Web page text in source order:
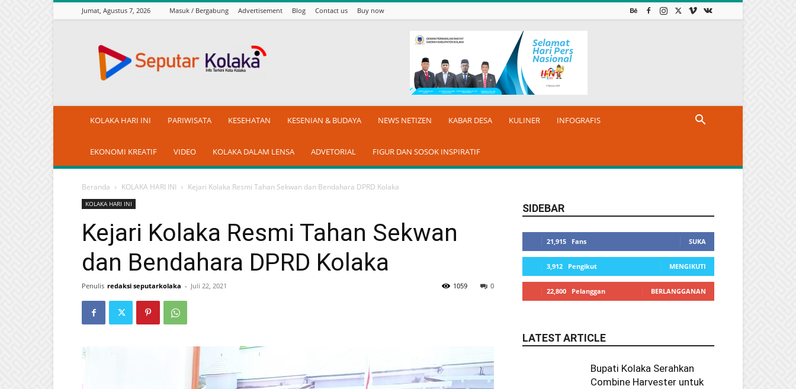
Jumat, Agustus 7, 2026 Masuk / Bergabung Advertisement Blog Contact us Buy now
KOLAKA HARI INI PARIWISATA KESEHATAN KESENIAN & BUDAYA NEWS NETIZEN KABAR DESA KULINER INFOGRAFIS
EKONOMI KREATIF VIDEO KOLAKA DALAM LENSA ADVETORIAL FIGUR DAN SOSOK INSPIRATIF
Beranda KOLAKA HARI INI Kejari Kolaka Resmi Tahan Sekwan dan Bendahara DPRD Kolaka
KOLAKA HARI INI
Kejari Kolaka Resmi Tahan Sekwan
dan Bendahara DPRD Kolaka
Penulis redaksi seputarkolaka - Juli 22, 2021 0
1059
SIDEBAR
21,915 Fans SUKA
3,912 Pengikut MENGIKUTI
22,800 Pelanggan BERLANGGANAN
LATEST ARTICLE
Bupati Kolaka Serahkan
Combine Harvester untuk